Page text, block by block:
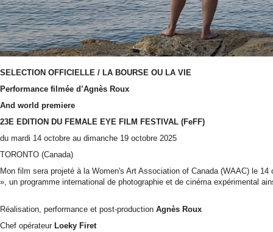
SELECTION OFFICIELLE / LA BOURSE OU LA VIE
Performance filmée d’Agnès Roux
And world premiere
23E EDITION DU FEMALE EYE FILM FESTIVAL (FeFF)
du mardi 14 octobre au dimanche 19 octobre 2025
TORONTO (Canada)
Mon film sera projeté à la Women's Art Association of Canada (WAAC) le
», un programme international de photographie et de cinéma expérimental
Réalisation, performance et post-production Agnès Roux
Chef opérateur Loeky Firet